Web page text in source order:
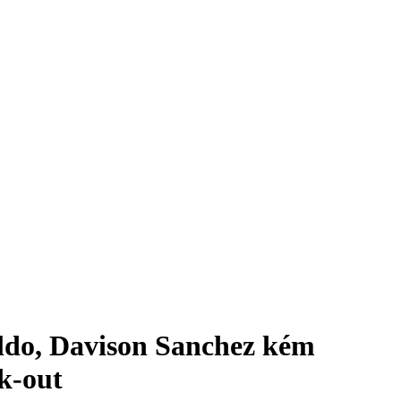
Davison Sanchez kém
out